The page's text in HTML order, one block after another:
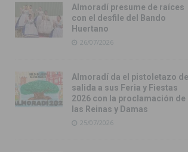
Almoradí presume de raíces
con el desfile del Bando
Huertano
26/07/2026
Almoradí da el pistoletazo de
salida a sus Feria y Fiestas
2026 con la proclamación de
las Reinas y Damas
25/07/2026